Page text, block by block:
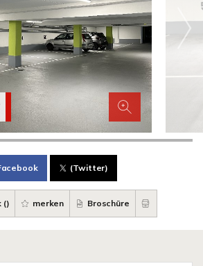
(Twitter)
() merken Broschüre